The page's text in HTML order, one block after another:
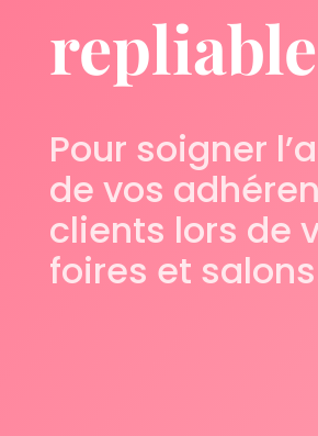
Pour soigner
de vos
clients lors de
foires et